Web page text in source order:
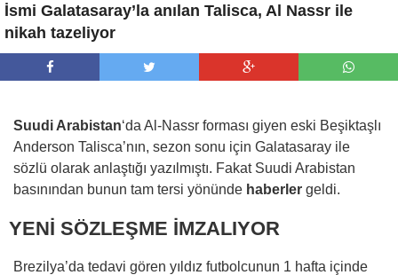
İsmi Galatasaray’la anılan Talisca, Al Nassr ile
nikah tazeliyor
Suudi Arabistan‘da Al-Nassr forması giyen eski Beşiktaşlı
Anderson Talisca’nın, sezon sonu için Galatasaray ile
sözlü olarak anlaştığı yazılmıştı. Fakat Suudi Arabistan
basınından bunun tam tersi yönünde haberler geldi.
YENİ SÖZLEŞME İMZALIYOR
Brezilya’da tedavi gören yıldız futbolcunun 1 hafta içinde